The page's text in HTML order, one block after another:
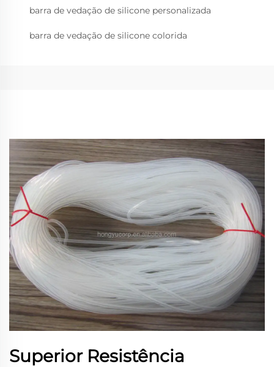
barra de vedação de silicone personalizada
barra de vedação de silicone colorida
Superior Resistência